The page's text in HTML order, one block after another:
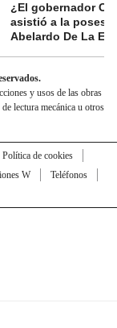
¿El gobernador
asistió a la
Abelardo De La
y usos de las obras
lectura mecánica u otros
Política de cookies
W
Teléfonos